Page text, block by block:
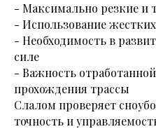
- Максимально резкие и
- Использование
- Необходимость в
силе
- Важность
прохождения трассы
Слалом проверяет
точность и